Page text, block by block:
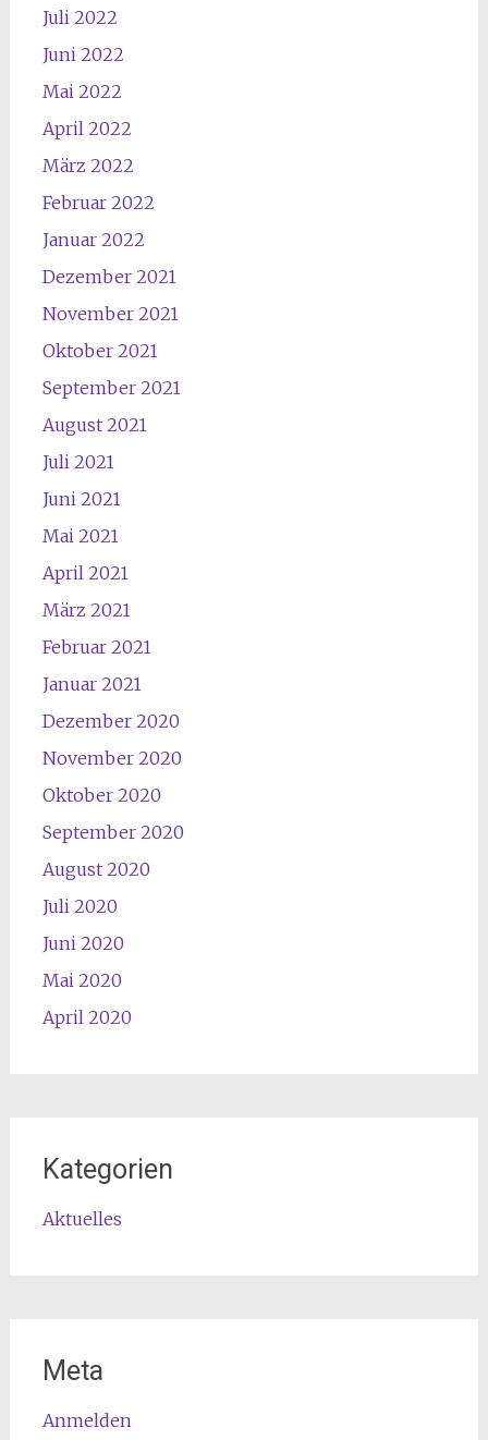
Juli 2022
Juni 2022
Mai 2022
April 2022
März 2022
Februar 2022
Januar 2022
Dezember 2021
November 2021
Oktober 2021
September 2021
August 2021
Juli 2021
Juni 2021
Mai 2021
April 2021
März 2021
Februar 2021
Januar 2021
Dezember 2020
November 2020
Oktober 2020
September 2020
August 2020
Juli 2020
Juni 2020
Mai 2020
April 2020
Kategorien
Aktuelles
Meta
Anmelden